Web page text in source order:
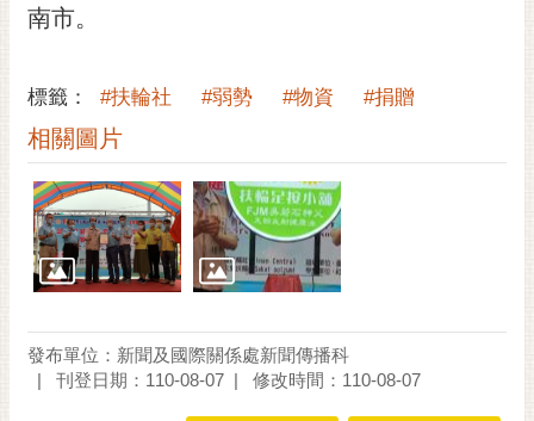
南市。
標籤： #扶輪社 #弱勢 #物資 #捐贈
相關圖片
發布單位：新聞及國際關係處新聞傳播科
刊登日期：110-08-07
修改時間：110-08-07